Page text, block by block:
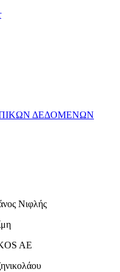
ΔΕΔΟΜΕΝΩΝ
Νιφλής
AE